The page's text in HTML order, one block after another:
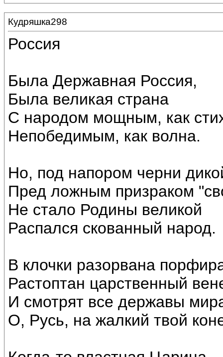
Кудряшка298
Россия
Была Державная Россия,
Была великая страна
С народом мощным, как
Непобедимым, как волна.
Но, под напором черни
Пред ложным призраком
Не стало Родины великой
Распался скованный народ.
В клочки разорвана
Растоптан царственный
И смотрят все державы
О, Русь, на жалкий твой